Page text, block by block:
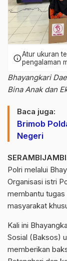
infoAtur ukuran
pengalaman
Bhayangkari
Bina Anak dan
Baca juga:
Brimob
Negeri
Polri melalui
Organisasi istri
membantu
masyarakat
Kali ini
Sosial (Baksos)
memberikan